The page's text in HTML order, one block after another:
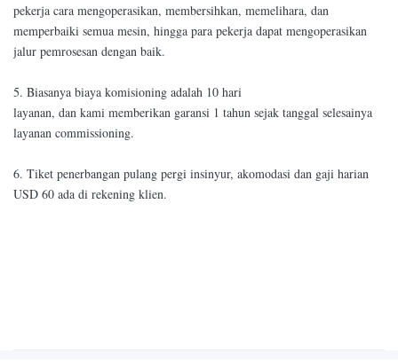
pekerja cara mengoperasikan, membersihkan, memelihara, dan
memperbaiki semua mesin, hingga para pekerja dapat mengoperasikan
jalur pemrosesan dengan baik.
5. Biasanya biaya komisioning adalah 10 hari
layanan, dan kami memberikan garansi 1 tahun sejak tanggal selesainya
layanan commissioning.
6. Tiket penerbangan pulang pergi insinyur, akomodasi dan gaji harian
USD 60 ada di rekening klien.